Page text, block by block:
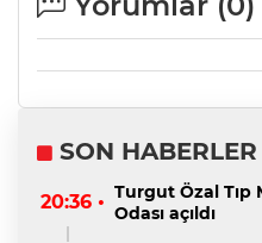
SON HABERLER
20:36 • Turgut Özal Tıp
Odası açıldı